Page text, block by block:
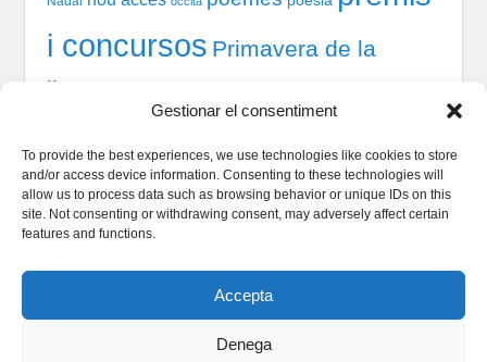
Gestionar el consentiment
To provide the best experiences, we use technologies like cookies to store
and/or access device information. Consenting to these technologies will
allow us to process data such as browsing behavior or unique IDs on this
site. Not consenting or withdrawing consent, may adversely affect certain
features and functions.
Accepta
Denega
i concursos Primavera de la
llengua
xerrada
Qui som
Dinamització i Sociolingüística